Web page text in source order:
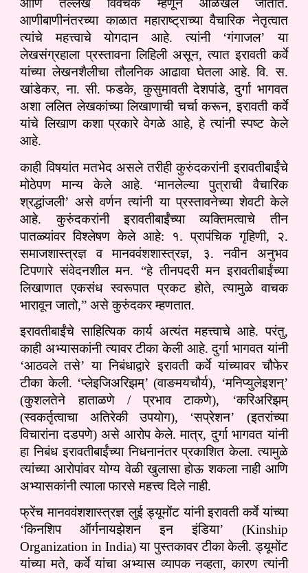
आणि तल्लख विवेचक म्हणून ओळखले जातात.
आणीबाणीनंतरच्या काळात महाराष्ट्राच्या वैचारिक नेतृत्वात
त्यांचे महत्त्वाचे योगदान आहे. त्यांनी ‘गंगाजल’ या
लेखसंग्रहाला प्रस्तावना लिहिली असून, त्यात इरावती कर्वे
यांच्या लेखनशैलीचा तौलनिक आढावा घेतला आहे. वि. स.
खांडेकर, ना. सी. फडके, कुसुमावती देशपांडे, दुर्गा भागवत
अशा ललित लेखकांच्या लिखाणाची चर्चा करून, इरावती कर्वे
यांचे लिखाण कशा प्रकारे वेगळे आहे, हे त्यांनी स्पष्ट केले
आहे.
काही विषयांत मतभेद असले तरीही कुरुंदकरांनी इरावतीबाईंचे
मोठेपण मान्य केले आहे. ‘मानलेल्या पुत्राची वैचारिक
श्रद्धांजली’ असे वर्णन त्यांनी या प्रस्तावनेच्या शेवटी केले
आहे. कुरुंदकरांनी इरावतीबाईंच्या व्यक्तिमत्वाचे तीन
पातळ्यांवर विश्लेषण केले आहे: १. प्रापंचिक गृहिणी, २.
समाजशास्त्रज्ञ व मानववंशशास्त्रज्ञ, ३. नवीन अनुभव
टिपणारे संवेदनशील मन. “हे तीनपदरी मन इरावतीबाईंच्या
लिखाणात एकसंध स्वरूपात प्रकट होते, त्यामुळे वाचक
भारावून जातो,” असे कुरुंदकर म्हणतात.
इरावतीबाईंचे साहित्यिक कार्य अत्यंत महत्त्वाचे आहे. परंतु,
काही अभ्यासकांनी त्यावर टीका केली आहे. दुर्गा भागवत यांनी
‘आठवले तसे’ या निबंधाद्वारे इरावती कर्वे यांच्यावर चौफेर
टीका केली. ‘प्लेइजिअरिझम्’ (वाङमयचौर्य), ‘मनिप्युलेइशन्’
(कुशलतेने हाताळणे / प्रभाव टाकणे), ‘करिअरिझम्
(स्वकर्तृत्वाचा अतिरेकी उपयोग), ‘सप्रेशन’ (इतरांच्या
विचारांना दडपणे) असे आरोप केले. मात्र, दुर्गा भागवत यांनी
हा निबंध इरावतीबाईंच्या निधनानंतर प्रकाशित केला. त्यामुळे
त्यांच्या आरोपांवर योग्य वेळी खुलासा होऊ शकला नाही आणि
अभ्यासकांनी त्याला फारसे महत्त्व दिले नाही.
फ्रेंच मानववंशशास्त्रज्ञ लुई ड्यूमोंट यांनी इरावती कर्वे यांच्या
‘किनशिप ऑर्गनायझेशन इन इंडिया’ (Kinship
Organization in India) या पुस्तकावर टीका केली. ड्यूमोंट
यांच्या मते, कर्वे यांचा अभ्यास व्यापक नव्हता, कारण त्यांनी